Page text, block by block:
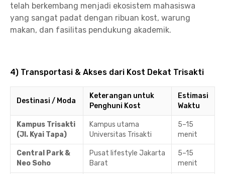
telah berkembang menjadi ekosistem mahasiswa
yang sangat padat dengan ribuan kost, warung
makan, dan fasilitas pendukung akademik.
4) Transportasi & Akses dari Kost Dekat Trisakti
Destinasi / Moda
Keterangan untuk
Penghuni Kost
Estimasi
Waktu
Kampus Trisakti
(Jl. Kyai Tapa)
Kampus utama
Universitas Trisakti
5–15
menit
Central Park &
Neo Soho
Pusat lifestyle Jakarta
Barat
5–15
menit